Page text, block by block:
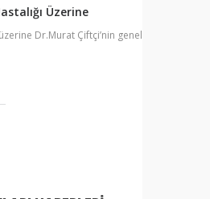
Üzerine
Dr.Murat Çiftçi’nin genel